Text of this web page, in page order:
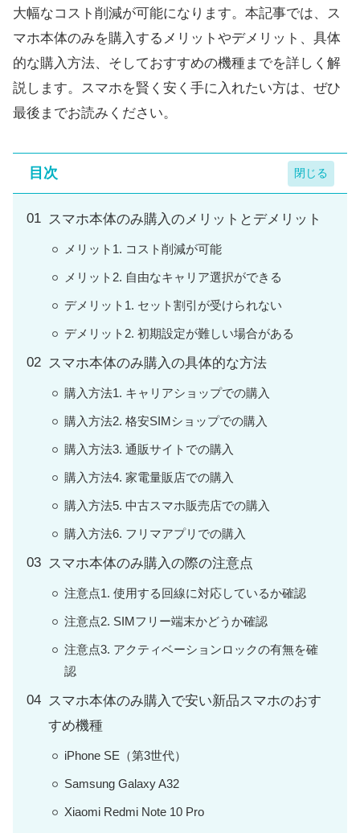
大幅なコスト削減が可能になります。本記事では、ス
マホ本体のみを購入するメリットやデメリット、具体
的な購入方法、そしておすすめの機種までを詳しく解
説します。スマホを賢く安く手に入れたい方は、ぜひ
最後までお読みください。
目次
スマホ本体のみ購入のメリットとデメリット
メリット1. コスト削減が可能
メリット2. 自由なキャリア選択ができる
デメリット1. セット割引が受けられない
デメリット2. 初期設定が難しい場合がある
スマホ本体のみ購入の具体的な方法
購入方法1. キャリアショップでの購入
購入方法2. 格安SIMショップでの購入
購入方法3. 通販サイトでの購入
購入方法4. 家電量販店での購入
購入方法5. 中古スマホ販売店での購入
購入方法6. フリマアプリでの購入
スマホ本体のみ購入の際の注意点
注意点1. 使用する回線に対応しているか確認
注意点2. SIMフリー端末かどうか確認
注意点3. アクティベーションロックの有無を確
認
スマホ本体のみ購入で安い新品スマホのおす
すめ機種
iPhone SE（第3世代）
Samsung Galaxy A32
Xiaomi Redmi Note 10 Pro